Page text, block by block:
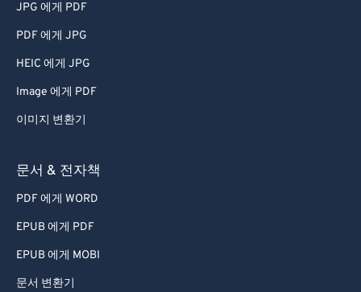
JPG 에게 PDF
PDF 에게 JPG
HEIC 에게 JPG
Image 에게 PDF
이미지 변환기
문서 & 전자책
PDF 에게 WORD
EPUB 에게 PDF
EPUB 에게 MOBI
문서 변환기